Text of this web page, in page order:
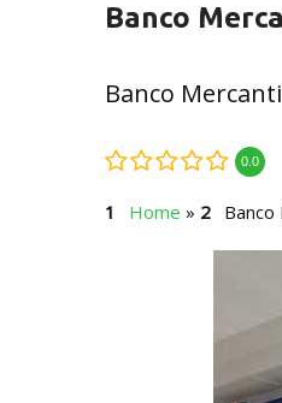
Banco
Banco
0.0
Home » Banco